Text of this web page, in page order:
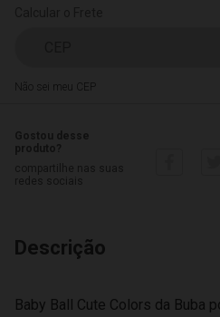
Não sei meu CEP
Descrição
Baby Ball Cute Colors da Buba